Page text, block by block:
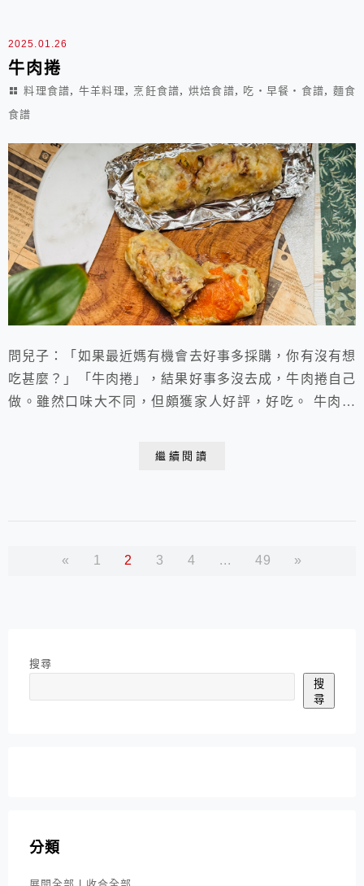
2025.01.26
牛肉捲
料理食譜, 牛羊料理 , 烹飪食譜, 烘焙食譜, 吃‧早餐‧食譜, 麵食
食譜
問兒子：「如果最近媽有機會去好事多採購，你有沒有想
吃甚麼？」「牛肉捲」，結果好事多沒去成，牛肉捲自己
做。雖然口味大不同，但頗獲家人好評，好吃。 牛肉捲
皮順紋切絲) 青蔥1支(洗淨切段，蔥白蔥綠分開) 蒜頭 1
繼續閱讀
« 1 2 3 4 ... 49 »
搜尋
搜
尋
分類